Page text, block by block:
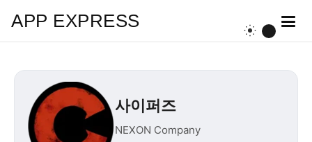
APP EXPRESS
사이퍼즈
NEXON Company